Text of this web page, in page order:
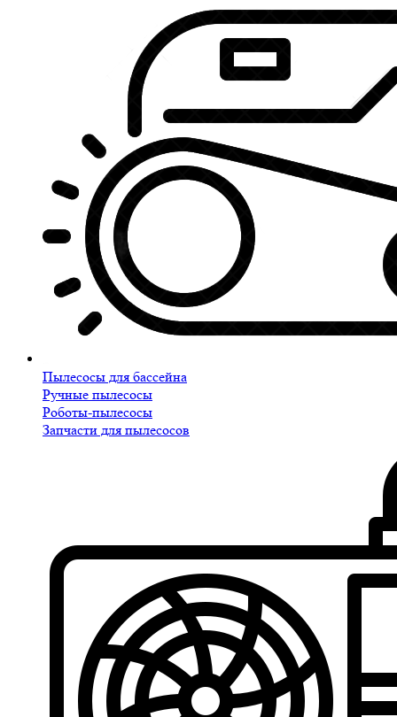
Пылесосы для бассейна
Ручные пылесосы
Роботы-пылесосы
Запчасти для пылесосов